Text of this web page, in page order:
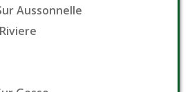
Aussonnelle